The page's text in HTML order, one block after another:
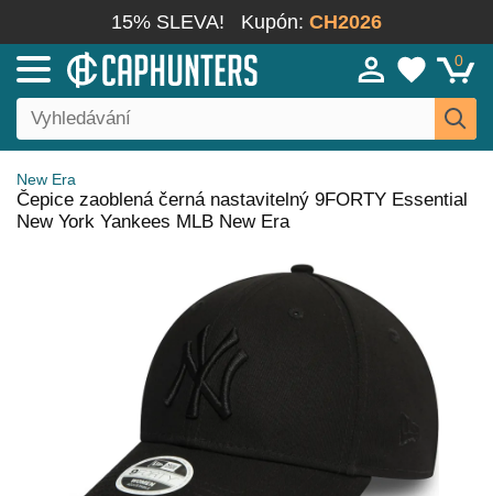
15% SLEVA! Kupón: CH2026
0
New Era
Čepice zaoblená černá nastavitelný 9FORTY Essential
New York Yankees MLB New Era